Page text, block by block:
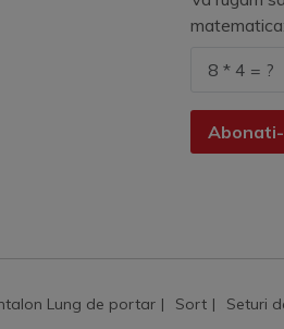
Lung de portar Sort Seturi